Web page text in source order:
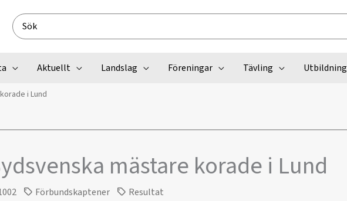
Search
for:
Aktuellt Landslag Föreningar Tävling Utbildning
i Lund
mästare korade i Lund
Förbundskaptener Resultat